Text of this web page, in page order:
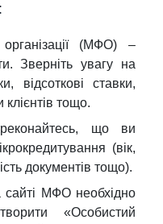
організації (МФО) –
Зверніть увагу на
відсоткові ставки,
тощо.
що ви
(вік,
документів тощо).
МФО необхідно
«Особистий